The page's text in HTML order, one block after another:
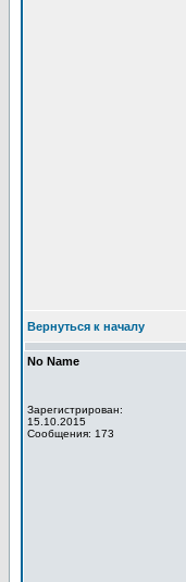
Вернуться к началу
No Name
Зарегистрирован:
15.10.2015
Сообщения: 173